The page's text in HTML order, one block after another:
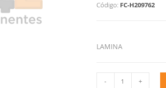
Código: FC-H209762
LAMINA
- +